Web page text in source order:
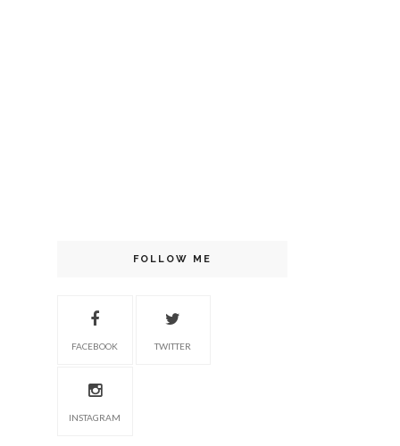
FOLLOW ME
FACEBOOK TWITTER
INSTAGRAM